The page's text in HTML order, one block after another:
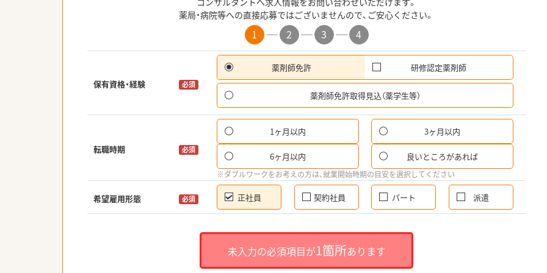
薬局・病院等への直接応募ではございませんので、ご安心ください。
1 2 3 4
保有資格・経験 必須
薬剤師免許 研修認定薬剤師
薬剤師免許取得見込（薬学生等）
転職時期 必須
1ヶ月以内 3ヶ月以内
6ヶ月以内 良いところがあれば
※ダブルワークをお考えの方は、就業開始時期の目安を選択してください
希望雇用形態 必須 正社員 契約社員 パート 派遣
未入力の必須項目が1箇所あります